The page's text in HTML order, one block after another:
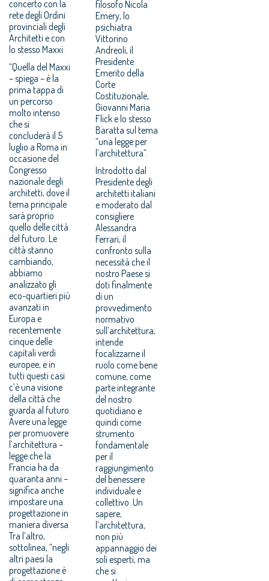
concerto con la
rete degli Ordini
provinciali degli
Architetti e con
lo stesso Maxxi.
“Quella del Maxxi
– spiega – è la
prima tappa di
un percorso
molto intenso
che si
concluderà il 5
luglio a Roma in
occasione del
Congresso
nazionale degli
architetti, dove il
tema principale
sarà proprio
quello delle città
del futuro. Le
città stanno
cambiando,
abbiamo
analizzato gli
eco-quartieri più
avanzati in
Europa e
recentemente
cinque delle
capitali verdi
europee, e in
tutti questi casi
c’è una visione
della città che
guarda al futuro.
Avere una legge
per promuovere
l’architettura –
legge che la
Francia ha da
quaranta anni –
significa anche
impostare una
progettazione in
maniera diversa
Tra l’altro,
sottolinea, “negli
altri paesi la
progettazione è
filosofo Nicola
Emery, lo
psichiatra
Vittorino
Andreoli, il
Presidente
Emerito della
Corte
Costituzionale,
Giovanni Maria
Flick e lo stesso
Baratta sul tema
“una legge per
l’architettura”.
Introdotto dal
Presidente degli
architetti italiani
e moderato dal
consigliere
Alessandra
Ferrari, il
confronto sulla
necessità che il
nostro Paese si
doti finalmente
di un
provvedimento
normativo
sull’architettura,
intende
focalizzarne il
ruolo come bene
comune, come
parte integrante
del nostro
quotidiano e
quindi come
strumento
fondamentale
per il
raggiungimento
del benessere
individuale e
collettivo. Un
sapere,
l’architettura,
non più
appannaggio dei
soli esperti, ma
che si